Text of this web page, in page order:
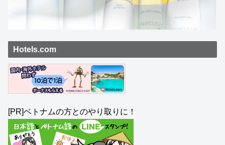
Hotels.com
[PR]ベトナムの方とのやり取りに！